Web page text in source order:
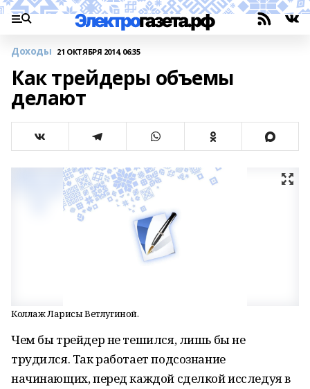
Доходы 21 ОКТЯБРЯ 2014, 06:35
Как трейдеры объемы
делают
Коллаж Ларисы Ветлугиной.
Чем бы трейдер не тешился, лишь бы не
трудился. Так работает подсознание
начинающих, перед каждой сделкой исследуя в